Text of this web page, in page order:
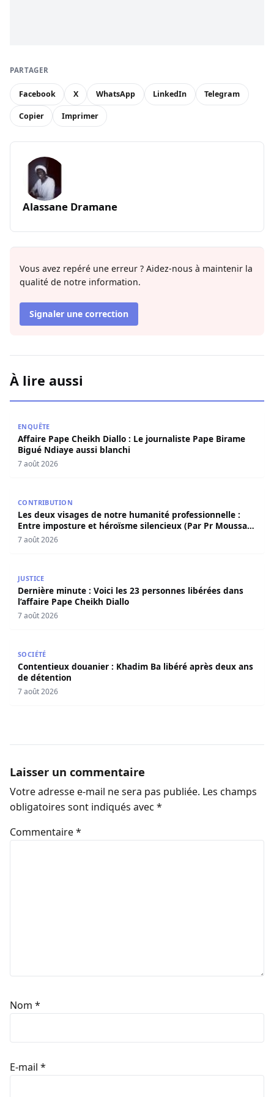
PARTAGER
Facebook X WhatsApp LinkedIn Telegram
Copier Imprimer
Alassane Dramane
Vous avez repéré une erreur ? Aidez-nous à maintenir la
qualité de notre information.
Signaler une correction
À lire aussi
ENQUÊTE
Affaire Pape Cheikh Diallo : Le journaliste Pape Birame
Bigué Ndiaye aussi blanchi
7 août 2026
CONTRIBUTION
Les deux visages de notre humanité professionnelle :
Entre imposture et héroïsme silencieux (Par Pr Moussa
Seydi)
7 août 2026
JUSTICE
Dernière minute : Voici les 23 personnes libérées dans
l’affaire Pape Cheikh Diallo
7 août 2026
SOCIÉTÉ
Contentieux douanier : Khadim Ba libéré après deux ans
de détention
7 août 2026
Laisser un commentaire
Votre adresse e-mail ne sera pas publiée. Les champs
obligatoires sont indiqués avec *
Commentaire*
Nom *
E-mail *